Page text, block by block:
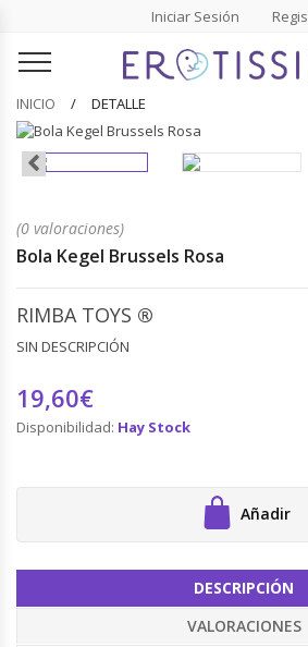
Iniciar Sesión
INICIO DETALLE
(0 valoraciones)
Bola Kegel Brussels Rosa
RIMBA TOYS ®
SIN DESCRIPCIÓN
19,60€
Disponibilidad: Hay Stock
Añadir
DESCRIPCIÓN
VALORACIONES